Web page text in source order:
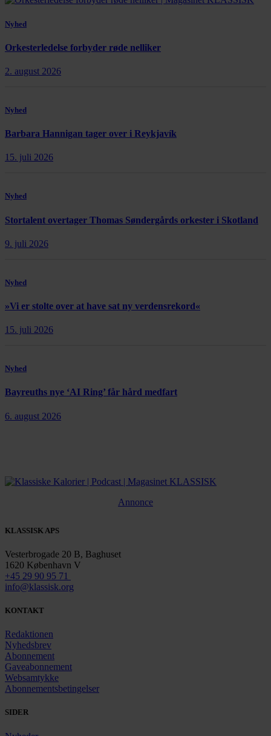
Nyhed
Orkesterledelse forbyder røde nelliker
2. august 2026
Nyhed
Barbara Hannigan tager over i Reykjavík
15. juli 2026
Nyhed
Stortalent overtager Thomas Søndergårds orkester i Skotland
9. juli 2026
Nyhed
»Vi er stolte over at have sat ny verdensrekord«
15. juli 2026
Nyhed
Bayreuths nye ‘AI Ring’ får hård medfart
6. august 2026
Annonce
KLASSISK APS
Vesterbrogade 20 B, Baghuset
1620 København V
+45 29 90 95 71
info@klassisk.org
KONTAKT
Redaktionen
Nyhedsbrev
Abonnement
Gaveabonnement
Websamtykke
Abonnementsbetingelser
SIDER